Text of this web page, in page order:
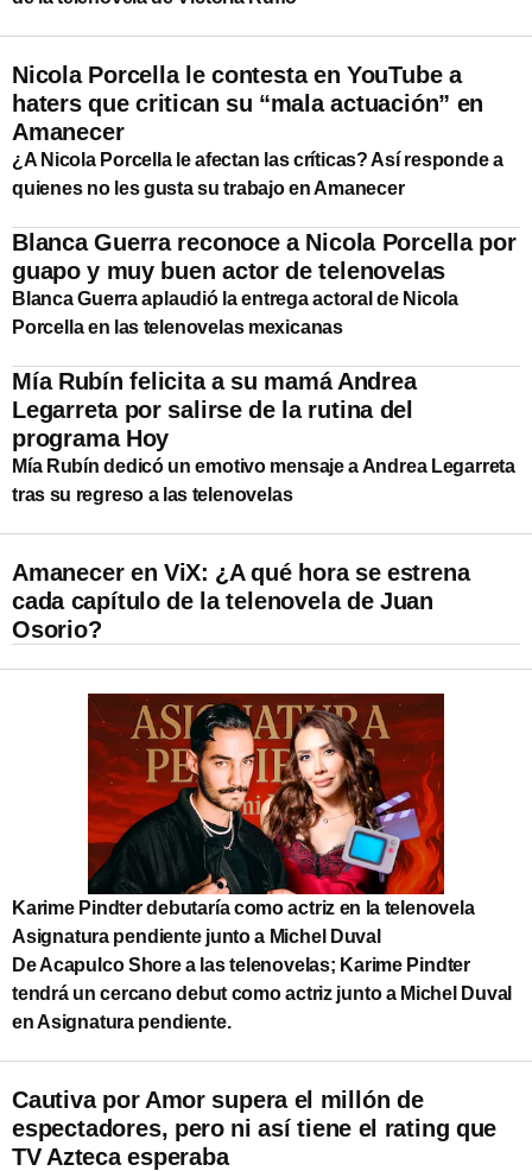
Nicola Porcella le contesta en YouTube a
haters que critican su “mala actuación” en
Amanecer
¿A Nicola Porcella le afectan las críticas? Así responde a
quienes no les gusta su trabajo en Amanecer
Blanca Guerra reconoce a Nicola Porcella por
guapo y muy buen actor de telenovelas
Blanca Guerra aplaudió la entrega actoral de Nicola
Porcella en las telenovelas mexicanas
Mía Rubín felicita a su mamá Andrea
Legarreta por salirse de la rutina del
programa Hoy
Mía Rubín dedicó un emotivo mensaje a Andrea Legarreta
tras su regreso a las telenovelas
Amanecer en ViX: ¿A qué hora se estrena
cada capítulo de la telenovela de Juan
Osorio?
Karime Pindter debutaría como actriz en la telenovela
Asignatura pendiente junto a Michel Duval
De Acapulco Shore a las telenovelas; Karime Pindter
tendrá un cercano debut como actriz junto a Michel Duval
en Asignatura pendiente.
Cautiva por Amor supera el millón de
espectadores, pero ni así tiene el rating que
TV Azteca esperaba